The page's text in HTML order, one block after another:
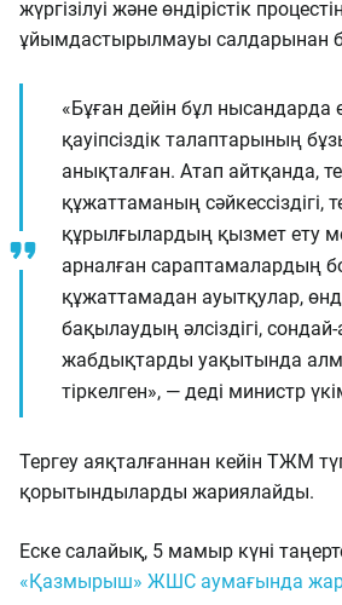
жүргізілуі және өндірістік
ұйымдастырылмауы салдарынан
«Бұған дейін бұл нысандарда
қауіпсіздік талаптарының
анықталған. Атап айтқанда,
құжаттаманың сәйкессіздігі,
құрылғылардың қызмет ету
арналған сараптамалардың
құжаттамадан ауытқулар,
бақылаудың әлсіздігі,
жабдықтарды уақытында
тіркелген», — деді министр
Тергеу аяқталғаннан кейін ТЖМ
қорытындыларды жариялайды.
Еске салайық, 5 мамыр күні
«Қазмырыш» ЖШС аумағында